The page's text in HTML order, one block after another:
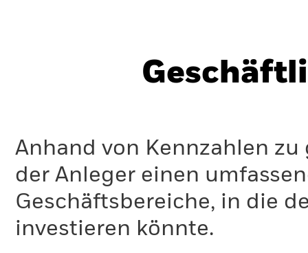
Anhand von Kennzahlen
der Anleger einen
Geschäftsbereiche, in die
investieren könnte.